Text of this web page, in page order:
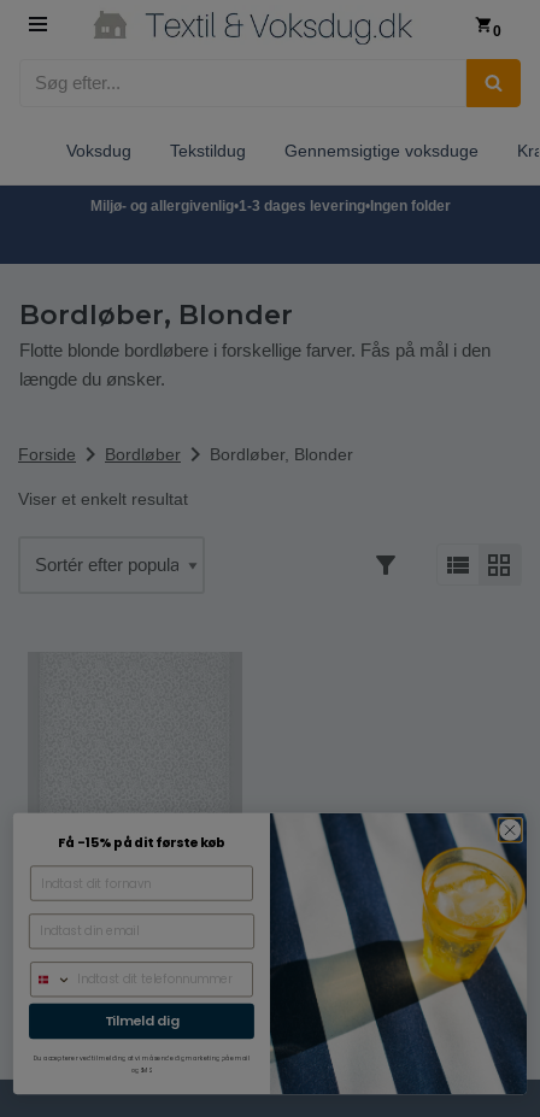
0
Voksdug Tekstildug Gennemsigtige voksduge
Miljø- og allergivenlig•1-3 dages levering•Ingen folder
Bordløber, Blonder
Flotte blonde bordløbere i forskellige farver. Fås på mål i den
længde du ønsker.
Forside chevron_right Bordløber chevron_right Bordløber, Blonder
Viser et enkelt resultat
Bordløber / Dinner for
two hvid blonde med
blomster ranke, 50 cm
49,00kr.
Få -15% på dit første køb
Tilmeld dig
Du accepterer ved tilmelding at vi må sende dig marketing på email
og SMS.